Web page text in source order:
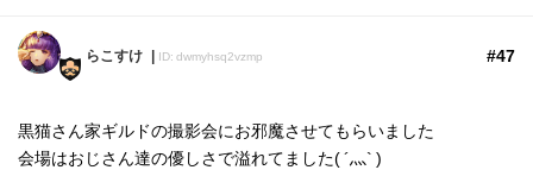
らこすけ ID: dwmyhsq2vzmp #47
黒猫さん家ギルドの撮影会にお邪魔させてもらいました
会場はおじさん達の優しさで溢れてました‪( ´灬` )‬